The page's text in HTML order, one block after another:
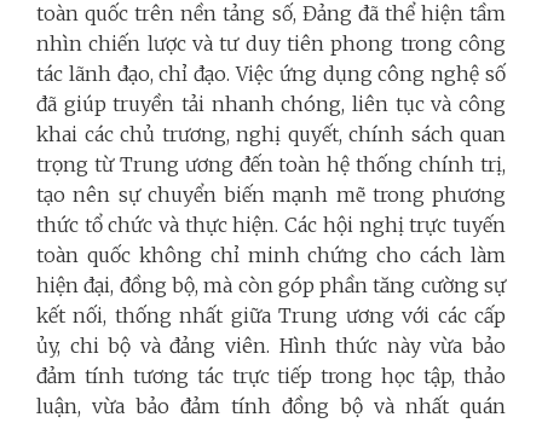
toàn quốc trên nền tảng số, Đảng đã thể hiện tầm
nhìn chiến lược và tư duy tiên phong trong công
tác lãnh đạo, chỉ đạo. Việc ứng dụng công nghệ số
đã giúp truyền tải nhanh chóng, liên tục và công
khai các chủ trương, nghị quyết, chính sách quan
trọng từ Trung ương đến toàn hệ thống chính trị,
tạo nên sự chuyển biến mạnh mẽ trong phương
thức tổ chức và thực hiện. Các hội nghị trực tuyến
toàn quốc không chỉ minh chứng cho cách làm
hiện đại, đồng bộ, mà còn góp phần tăng cường sự
kết nối, thống nhất giữa Trung ương với các cấp
ủy, chi bộ và đảng viên. Hình thức này vừa bảo
đảm tính tương tác trực tiếp trong học tập, thảo
luận, vừa bảo đảm tính đồng bộ và nhất quán